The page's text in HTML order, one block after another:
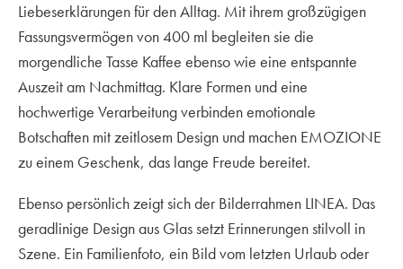
Liebeserklärungen für den Alltag. Mit ihrem großzügigen
Fassungsvermögen von 400 ml begleiten sie die
morgendliche Tasse Kaffee ebenso wie eine entspannte
Auszeit am Nachmittag. Klare Formen und eine
hochwertige Verarbeitung verbinden emotionale
Botschaften mit zeitlosem Design und machen EMOZIONE
zu einem Geschenk, das lange Freude bereitet.
Ebenso persönlich zeigt sich der Bilderrahmen LINEA. Das
geradlinige Design aus Glas setzt Erinnerungen stilvoll in
Szene. Ein Familienfoto, ein Bild vom letzten Urlaub oder